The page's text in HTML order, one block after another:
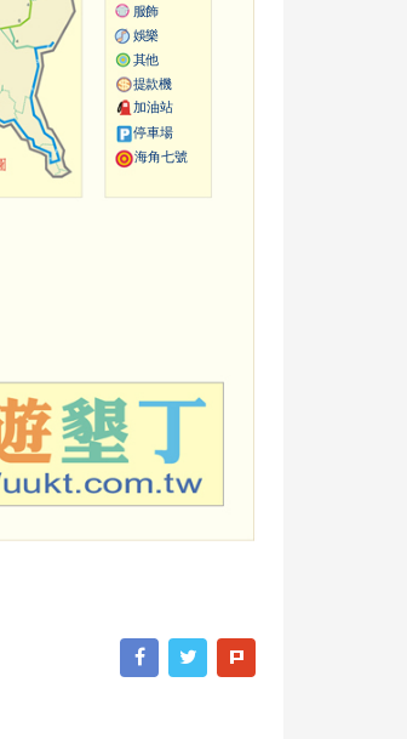
服飾
娛樂
其他
提款機
加油站
停車場
海角七號